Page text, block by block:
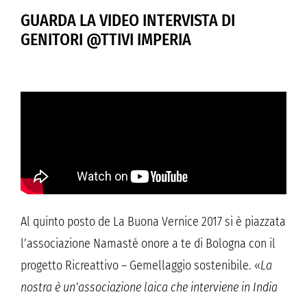
GUARDA LA VIDEO INTERVISTA DI
GENITORI @TTIVI IMPERIA
Al quinto posto de La Buona Vernice 2017 si è piazzata
l’associazione Namasté onore a te di Bologna con il
progetto Ricreattivo – Gemellaggio sostenibile. «La
nostra è un’associazione laica che interviene in India